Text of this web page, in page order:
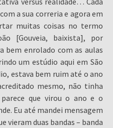
a sua correria e agora em
muitas coisas no termo
[Gouveia, baixista], por
bem enrolado com as aulas
um estúdio aqui em São
estava bem ruim até o ano
mesmo, não tinha
que virou o ano e o
Eu até mandei mensagem
vieram duas bandas – banda